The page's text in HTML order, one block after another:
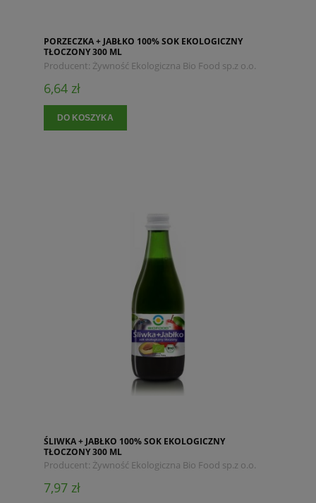
PORZECZKA + JABŁKO 100% SOK EKOLOGICZNY
TŁOCZONY 300 ML
Producent: Żywność Ekologiczna Bio Food sp.z o.o.
6,64 zł
DO KOSZYKA
ŚLIWKA + JABŁKO 100% SOK EKOLOGICZNY
TŁOCZONY 300 ML
Producent: Żywność Ekologiczna Bio Food sp.z o.o.
7,97 zł